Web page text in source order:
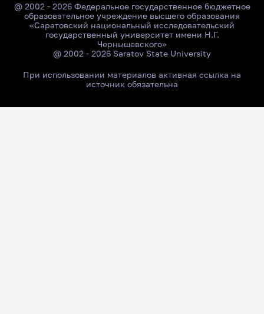
@ 2002 - 2026 Федеральное государственное бюджетное
образовательное учреждение высшего образования
«Саратовский национальный исследовательский
государственный университет имени Н.Г.
Чернышевского»
@ 2002 - 2026 Saratov State University
При использовании материалов активная ссылка на
источник обязательна